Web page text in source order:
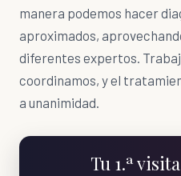
manera podemos hacer
aproximados,
diferentes expertos.
coordinamos, y el
a unanimidad.
Tu 1.ª